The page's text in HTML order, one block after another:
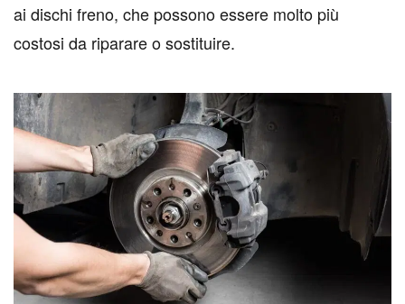
ai dischi freno, che possono essere molto più
costosi da riparare o sostituire.